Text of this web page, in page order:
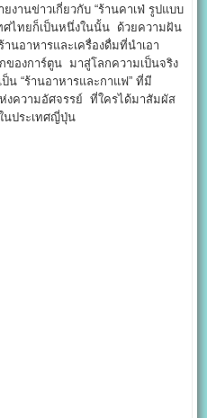
านข่าวเกี่ยวกับ “ร้านคาเฟ่ รูปแบบ
ศไทยก็เป็นหนึ่งในนั้น ด้วยความฝัน
นอาหารและเครื่องดื่มที่นำเอา
กของการ์ตูน มาสู่โลกความเป็นจริง
“ร้านอาหารและกาแฟ” ที่มี
งความอัศจรรย์ ที่ใครได้มาสัมผัส
นประเทศญี่ปุ่น